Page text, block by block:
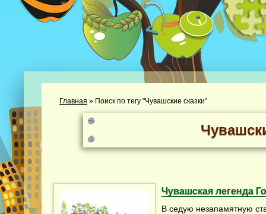
Главная » Поиск по тегу "Чувашские сказки"
Чувашская легенда
В седую незапамятную